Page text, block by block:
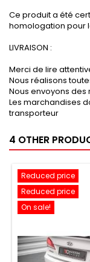
Ce produit a été
homologation pour
LIVRAISON :
Merci de lire
Nous réalisons
Nous envoyons
Les marchandises
transporteur
4 OTHER
Reduced price
Reduced price
On sale!